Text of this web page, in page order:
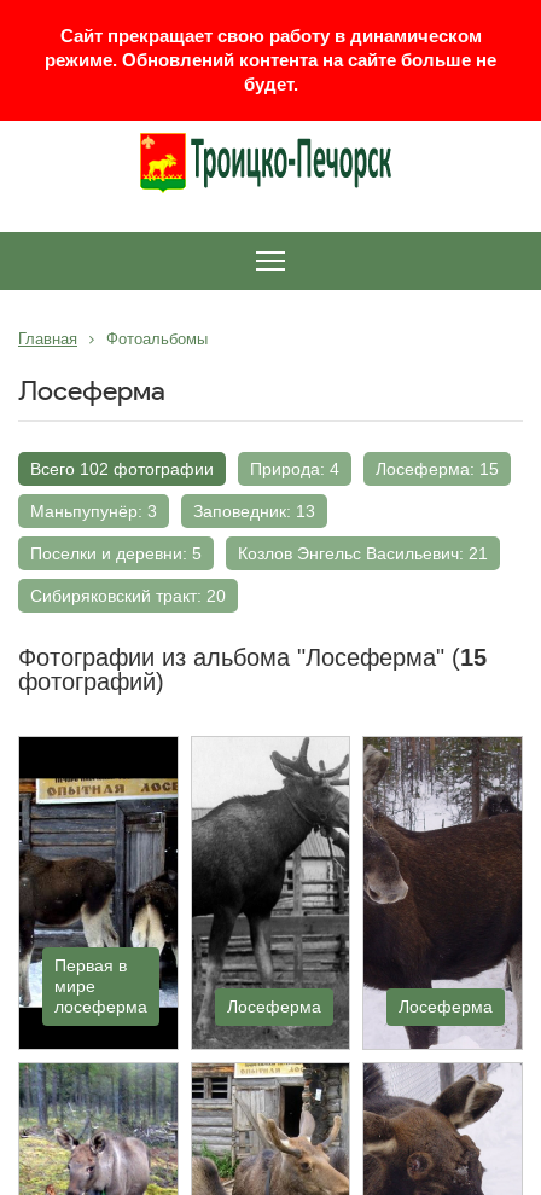
Сайт прекращает свою работу в динамическом
режиме. Обновлений контента на сайте больше не
будет.
Главная Фотоальбомы
Лосеферма
Всего 102 фотографии Природа: 4 Лосеферма: 15
Маньпупунёр: 3 Заповедник: 13
Поселки и деревни: 5 Козлов Энгельс Васильевич: 21
Сибиряковский тракт: 20
Фотографии из альбома "Лосеферма" (15
фотографий)
Первая в
мире
лосеферма
Лосеферма Лосеферма